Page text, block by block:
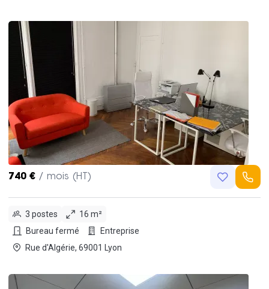
740 € / mois (HT)
3 postes
16 m²
Bureau fermé
Entreprise
Rue d'Algérie, 69001 Lyon